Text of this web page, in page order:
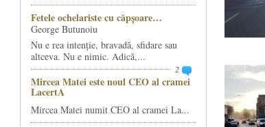
Fetele ochelariste cu căpșoare…
George Butunoiu
Nu e rea intenție, bravadă, sfidare sau
altceva. Nu e nimic. Adică,...
2
Mircea Matei este noul CEO al cramei
LacertA
Mircea Matei numit CEO al cramei La...